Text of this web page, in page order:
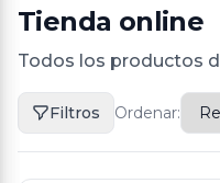
Tienda online
Todos los productos
Filtros Ordenar: